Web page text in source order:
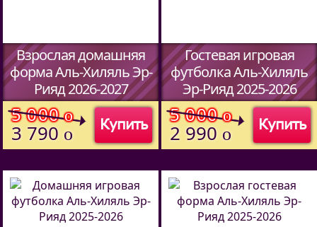
Взрослая домашняя
форма Аль-Хиляль Эр-
Рияд 2026-2027
(Код:634870127 )
Купить
5 000o
3 790 o
Гостевая игровая
футболка Аль-Хиляль
Эр-Рияд 2025-2026
(Код:5913709
Купить
5 000o
2 990 o